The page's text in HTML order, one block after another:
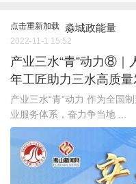
点击重新加载 淼城政能量
2022-11-1 15:52
产业三水“青”动力⑧｜
年工匠助力三水高质量
产业三水“青”动力 作为全国
业服务体系，奋力争当地 ...